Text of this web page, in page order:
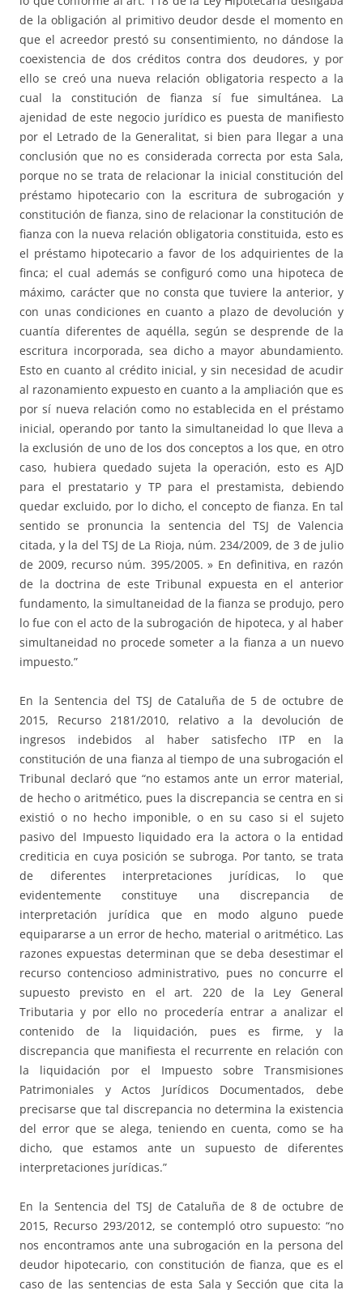
de la obligación al primitivo deudor desde el momento en
que el acreedor prestó su consentimiento, no dándose la
coexistencia de dos créditos contra dos deudores, y por
ello se creó una nueva relación obligatoria respecto a la
cual la constitución de fianza sí fue simultánea. La
ajenidad de este negocio jurídico es puesta de manifiesto
por el Letrado de la Generalitat, si bien para llegar a una
conclusión que no es considerada correcta por esta Sala,
porque no se trata de relacionar la inicial constitución del
préstamo hipotecario con la escritura de subrogación y
constitución de fianza, sino de relacionar la constitución de
fianza con la nueva relación obligatoria constituida, esto es
el préstamo hipotecario a favor de los adquirientes de la
finca; el cual además se configuró como una hipoteca de
máximo, carácter que no consta que tuviere la anterior, y
con unas condiciones en cuanto a plazo de devolución y
cuantía diferentes de aquélla, según se desprende de la
escritura incorporada, sea dicho a mayor abundamiento.
Esto en cuanto al crédito inicial, y sin necesidad de acudir
al razonamiento expuesto en cuanto a la ampliación que es
por sí nueva relación como no establecida en el préstamo
inicial, operando por tanto la simultaneidad lo que lleva a
la exclusión de uno de los dos conceptos a los que, en otro
caso, hubiera quedado sujeta la operación, esto es AJD
para el prestatario y TP para el prestamista, debiendo
quedar excluido, por lo dicho, el concepto de fianza. En tal
sentido se pronuncia la sentencia del TSJ de Valencia
citada, y la del TSJ de La Rioja, núm. 234/2009, de 3 de julio
de 2009, recurso núm. 395/2005. » En definitiva, en razón
de la doctrina de este Tribunal expuesta en el anterior
fundamento, la simultaneidad de la fianza se produjo, pero
lo fue con el acto de la subrogación de hipoteca, y al haber
simultaneidad no procede someter a la fianza a un nuevo
impuesto.”
En la Sentencia del TSJ de Cataluña de 5 de octubre de
2015, Recurso 2181/2010, relativo a la devolución de
ingresos indebidos al haber satisfecho ITP en la
constitución de una fianza al tiempo de una subrogación el
Tribunal declaró que “no estamos ante un error material,
de hecho o aritmético, pues la discrepancia se centra en si
existió o no hecho imponible, o en su caso si el sujeto
pasivo del Impuesto liquidado era la actora o la entidad
crediticia en cuya posición se subroga. Por tanto, se trata
de diferentes interpretaciones jurídicas, lo que
evidentemente constituye una discrepancia de
interpretación jurídica que en modo alguno puede
equipararse a un error de hecho, material o aritmético. Las
razones expuestas determinan que se deba desestimar el
recurso contencioso administrativo, pues no concurre el
supuesto previsto en el art. 220 de la Ley General
Tributaria y por ello no procedería entrar a analizar el
contenido de la liquidación, pues es firme, y la
discrepancia que manifiesta el recurrente en relación con
la liquidación por el Impuesto sobre Transmisiones
Patrimoniales y Actos Jurídicos Documentados, debe
precisarse que tal discrepancia no determina la existencia
del error que se alega, teniendo en cuenta, como se ha
dicho, que estamos ante un supuesto de diferentes
interpretaciones jurídicas.”
En la Sentencia del TSJ de Cataluña de 8 de octubre de
2015, Recurso 293/2012, se contempló otro supuesto: “no
nos encontramos ante una subrogación en la persona del
deudor hipotecario, con constitución de fianza, que es el
caso de las sentencias de esta Sala y Sección que cita la